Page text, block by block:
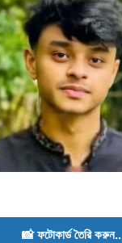
📸 ফটোকার্ড তৈরি করুন..